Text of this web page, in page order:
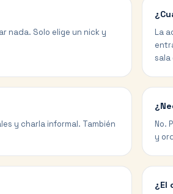
nada. Solo elige un nick y
La
sala
y charla informal. También
No.
y
¿El